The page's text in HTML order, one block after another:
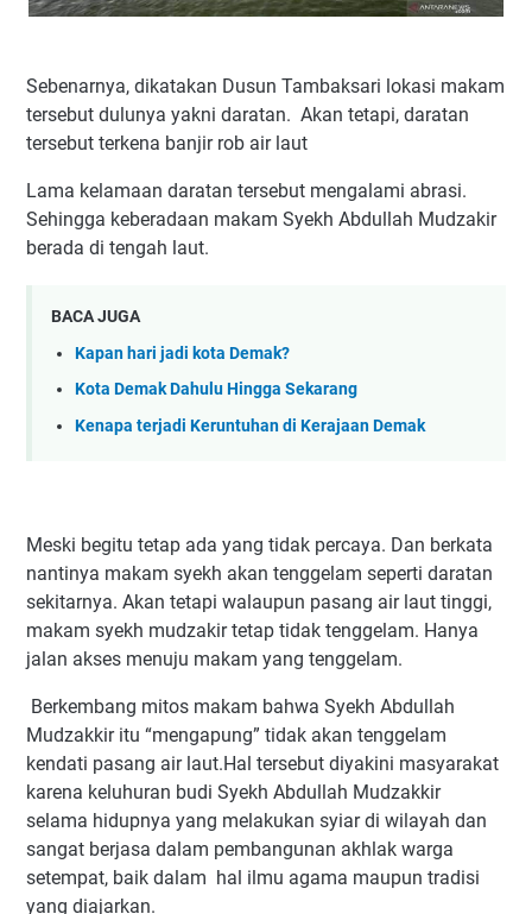
Sebenarnya, dikatakan Dusun Tambaksari lokasi makam
tersebut dulunya yakni daratan. Akan tetapi, daratan
tersebut terkena banjir rob air laut
Lama kelamaan daratan tersebut mengalami abrasi.
Sehingga keberadaan makam Syekh Abdullah Mudzakir
berada di tengah laut.
BACA JUGA
Kapan hari jadi kota Demak?
Kota Demak Dahulu Hingga Sekarang
Kenapa terjadi Keruntuhan di Kerajaan Demak
Meski begitu tetap ada yang tidak percaya. Dan berkata
nantinya makam syekh akan tenggelam seperti daratan
sekitarnya. Akan tetapi walaupun pasang air laut tinggi,
makam syekh mudzakir tetap tidak tenggelam. Hanya
jalan akses menuju makam yang tenggelam.
Berkembang mitos makam bahwa Syekh Abdullah
Mudzakkir itu “mengapung” tidak akan tenggelam
kendati pasang air laut.Hal tersebut diyakini masyarakat
karena keluhuran budi Syekh Abdullah Mudzakkir
selama hidupnya yang melakukan syiar di wilayah dan
sangat berjasa dalam pembangunan akhlak warga
setempat, baik dalam hal ilmu agama maupun tradisi
yang diajarkan.